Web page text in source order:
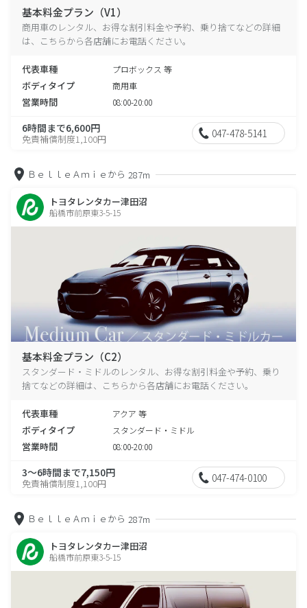
基本料金プラン（V1）
商用車のレンタル、お得な割引料金や予約、乗り捨てなどの詳細
は、こちらから各店舗にお電話ください。
代表車種 プロボックス 等
ボディタイプ 商用車
営業時間 08:00-20:00
6時間まで6,600円
免責補償制度1,100円 047-478-5141
ＢｅｌｌｅＡｍｉｅから 287m
トヨタレンタカー津田沼
船橋市前原東3-5-15
基本料金プラン（C2）
スタンダード・ミドルのレンタル、お得な割引料金や予約、乗り
捨てなどの詳細は、こちらから各店舗にお電話ください。
代表車種 アクア 等
ボディタイプ スタンダード・ミドル
営業時間 08:00-20:00
3～6時間まで7,150円
免責補償制度1,100円 047-474-0100
ＢｅｌｌｅＡｍｉｅから 287m
トヨタレンタカー津田沼
船橋市前原東3-5-15